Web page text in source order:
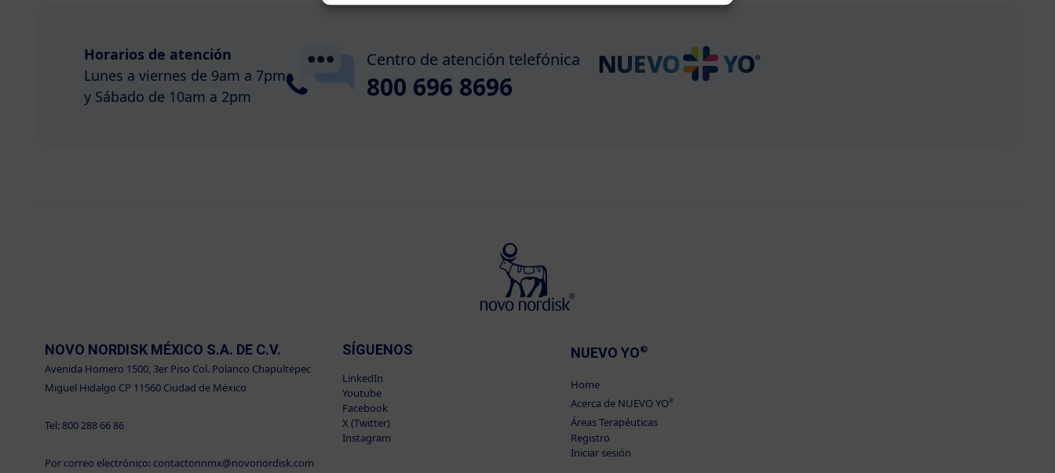
Horarios de atención
Lunes a viernes de 9am a 7pm
y Sábado de 10am a 2pm
Centro de atención telefónica
800 696 8696
NOVO NORDISK MÉXICO S.A. DE C.V.
Avenida Homero 1500, 3er Piso Col. Polanco Chapultepec
Miguel Hidalgo CP 11560 Ciudad de México
Tel: 800 288 66 86
Por correo electrónico: contactonnmx@novonordisk.com
SÍGUENOS
LinkedIn
Youtube
Facebook
X (Twitter)
Instagram
NUEVO YO®
Home
Acerca de NUEVO YO®
Áreas Terapéuticas
Registro
Iniciar sesión